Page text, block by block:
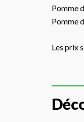
Pomme
Pomme
Les prix